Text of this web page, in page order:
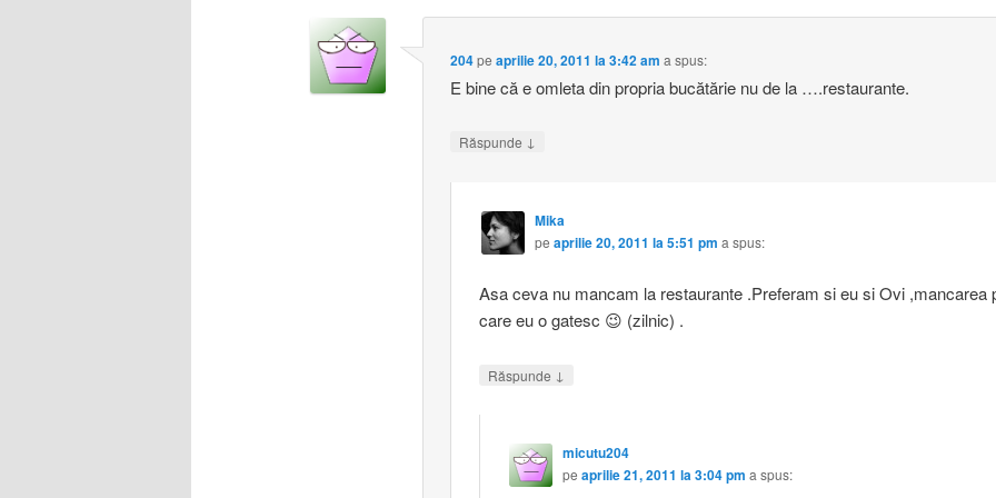
204peaprilie 20, 2011 la 3:42 am a spus:
E bine că e omleta din propria bucătărie nu de la ….restaurante.
Răspunde ↓
Mika
pe aprilie 20, 2011 la 5:51 pm a spus:
Asa ceva nu mancam la restaurante .Preferam si eu si Ovi ,mancarea
care eu o gatesc 😉 (zilnic) .
Răspunde ↓
micutu204
pe aprilie 21, 2011 la 3:04 pm a spus: